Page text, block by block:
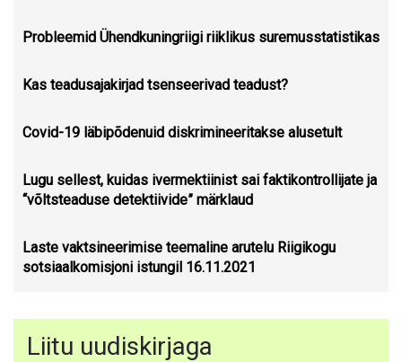
Probleemid Ühendkuningriigi riiklikus suremusstatistikas
Kas teadusajakirjad tsenseerivad teadust?
Covid-19 läbipõdenuid diskrimineeritakse alusetult
Lugu sellest, kuidas ivermektiinist sai faktikontrollijate ja
“võltsteaduse detektiivide” märklaud
Laste vaktsineerimise teemaline arutelu Riigikogu
sotsiaalkomisjoni istungil 16.11.2021
Liitu uudiskirjaga